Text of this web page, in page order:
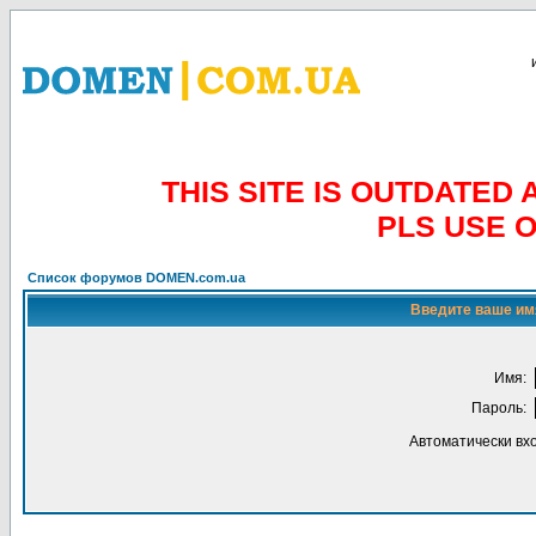
THIS SITE IS OUTDATED
PLS USE
Список форумов DOMEN.com.ua
Введите ваше
Имя:
Пароль:
Автоматически